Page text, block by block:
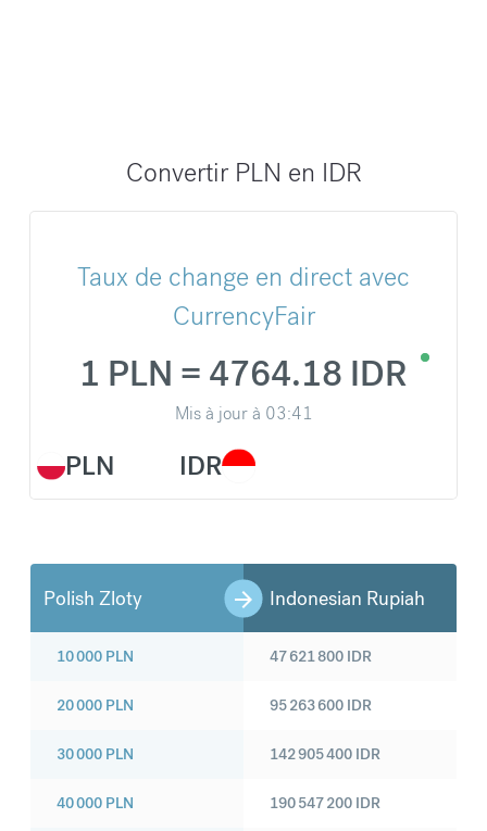
Convertir PLN en IDR
Taux de change en direct avec
CurrencyFair
PLN
1 PLN = 4764.18 IDR
Mis à jour à 03:41
IDR
Polish Zloty Indonesian Rupiah
10 000 PLN
20 000 PLN
30 000 PLN
40 000 PLN
47 621 800 IDR
95 263 600 IDR
142 905 400 IDR
190 547 200 IDR